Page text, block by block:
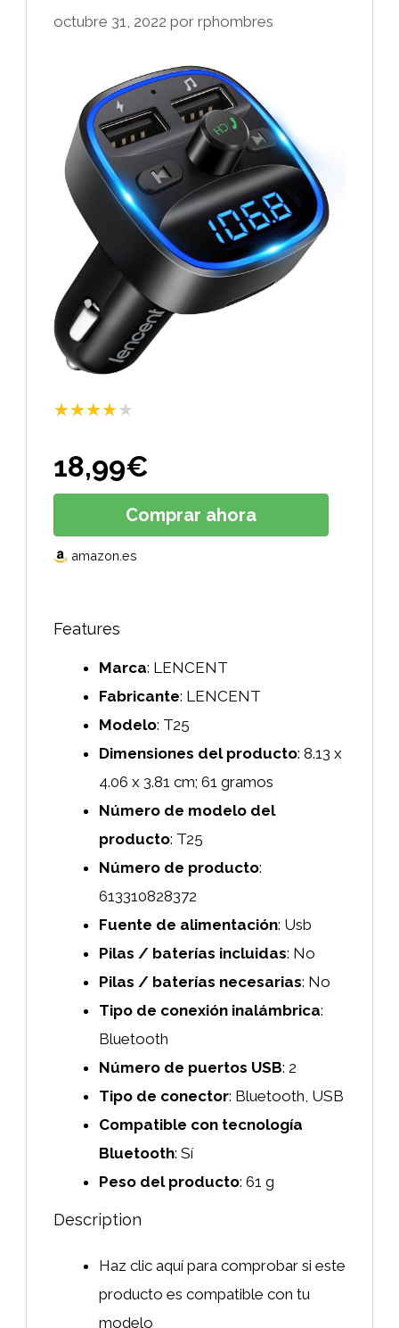
octubre 31, 2022 por rphombres
★★★★★
18,99€
Comprar ahora
amazon.es
Features
Marca: ‎LENCENT
Fabricante: ‎LENCENT
Modelo: ‎T25
Dimensiones del producto: ‎8.13 x
4.06 x 3.81 cm; 61 gramos
Número de modelo del
producto: ‎T25
Número de producto:
‎613310828372
Fuente de alimentación: ‎Usb
Pilas / baterías incluidas: ‎No
Pilas / baterías necesarias: ‎No
Tipo de conexión inalámbrica:
‎Bluetooth
Número de puertos USB: ‎2
Tipo de conector: ‎Bluetooth, USB
Compatible con tecnología
Bluetooth: ‎Sí
Peso del producto: ‎61 g
Description
Haz clic aquí para comprobar si este
producto es compatible con tu
modelo